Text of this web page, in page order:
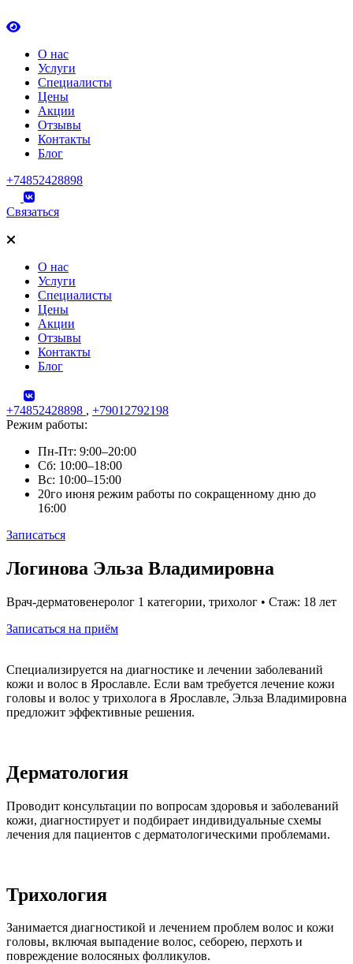
О нас
Услуги
Специалисты
Цены
Акции
Отзывы
Контакты
Блог
+74852428898
Связаться
О нас
Услуги
Специалисты
Цены
Акции
Отзывы
Контакты
Блог
+74852428898 , +79012792198
Режим работы:
Пн-Пт: 9:00–20:00
Сб: 10:00–18:00
Вс: 10:00–15:00
20го июня режим работы по сокращенному дню до
16:00
Записаться
Skip
to
Логинова Эльза Владимировна
Врач-дерматовенеролог 1 категории, трихолог • Стаж: 18 лет
Записаться на приём
Специализируется на диагностике и лечении заболеваний
кожи и волос в Ярославле. Если вам требуется лечение кожи
головы и волос у трихолога в Ярославле, Эльза Владимировна
предложит эффективные решения.
Дерматология
Проводит консультации по вопросам здоровья и заболеваний
кожи, диагностирует и подбирает индивидуальные схемы
лечения для пациентов с дерматологическими проблемами.
Трихология
Занимается диагностикой и лечением проблем волос и кожи
головы, включая выпадение волос, себорею, перхоть и
повреждение волосяных фолликулов.